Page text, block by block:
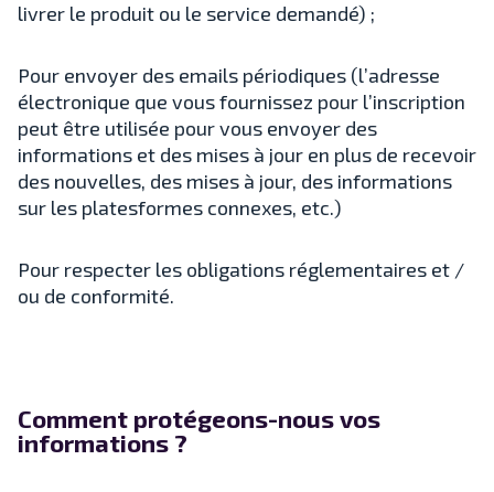
livrer le produit ou le service demandé) ;
Pour envoyer des emails périodiques (l’adresse
électronique que vous fournissez pour l’inscription
peut être utilisée pour vous envoyer des
informations et des mises à jour en plus de recevoir
des nouvelles, des mises à jour, des informations
sur les platesformes connexes, etc.)
Pour respecter les obligations réglementaires et /
ou de conformité.
Comment protégeons-nous vos
informations ?